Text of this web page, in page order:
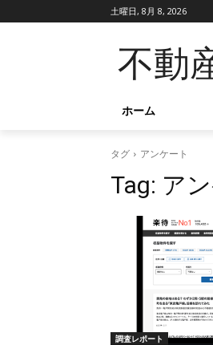
土曜日, 8月 8, 2026
不動
ホーム
タグ アンケート
Tag: ア
調査レポート